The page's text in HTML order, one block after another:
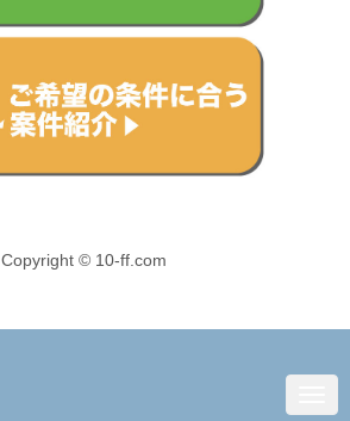
Copyright © 10-ff.com
a